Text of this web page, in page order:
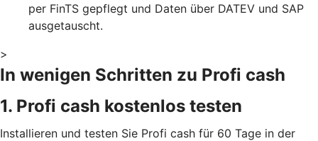
per FinTS gepflegt und Daten über DATEV und SAP
ausgetauscht.
>
In wenigen Schritten zu Profi cash
1. Profi cash kostenlos testen
Installieren und testen Sie Profi cash für 60 Tage in der